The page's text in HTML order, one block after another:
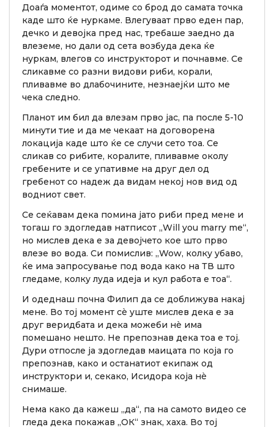
Доаѓа моментот, одиме со брод до самата точка
каде што ќе нуркаме. Влегуваат прво еден пар,
дечко и девојка пред нас, требаше заедно да
влеземе, но дали од сета возбуда дека ќе
нуркам, влегов со инструкторот и почнавме. Се
сликавме со разни видови риби, корали,
пливавме во длабочините, незнаејќи што ме
чека следно.
Планот им бил да влезам прво јас, па после 5-10
минути тие и да ме чекаат на договорена
локација каде што ќе се случи сето тоа. Се
сликав со рибите, коралите, пливавме околу
гребените и се упативме на друг дел од
гребенот со надеж да видам некој нов вид од
водниот свет.
Се сеќавам дека помина јато риби пред мене и
тогаш го здогледав натписот „Will you marry me“,
но мислев дека е за девојчето кое што прво
влезе во вода. Си помислив: „Wow, колку убаво,
ќе има запросување под вода како на ТВ што
гледаме, колку луда идеја и кул работа е тоа“.
И одеднаш почна Филип да се доближува накај
мене. Во тој момент сè уште мислев дека е за
друг веридбата и дека можеби нè има
помешано нешто. Не препознав дека тоа е тој.
Дури отпосле ја здогледав маицата по која го
препознав, како и останатиот екипаж од
инструктори и, секако, Исидора која нè
снимаше.
Нема како да кажеш „да“, па на самото видео се
гледа дека покажав „ОК“ знак, хаха. Во тој